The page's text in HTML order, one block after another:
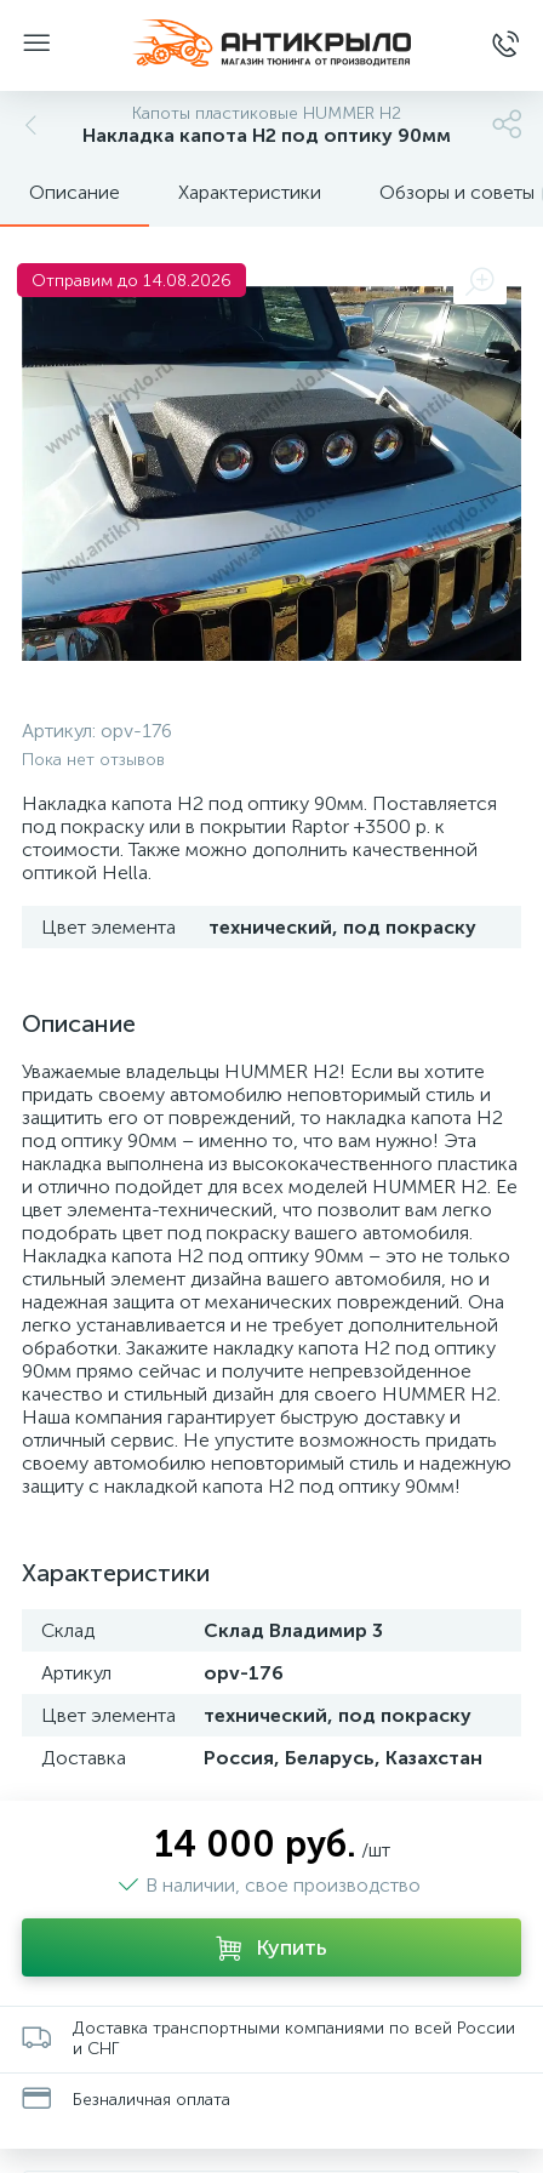
Капоты пластиковые HUMMER H2
Накладка капота H2 под оптику 90мм
Описание Характеристики Обзоры и советы
Отправим до 14.08.2026
Артикул: opv-176
Пока нет отзывов
Накладка капота H2 под оптику 90мм. Поставляется
под покраску или в покрытии Raptor +3500 р. к
стоимости. Также можно дополнить качественной
оптикой Hella.
Цвет элемента технический, под покраску
Описание
Уважаемые владельцы HUMMER H2! Если вы хотите
придать своему автомобилю неповторимый стиль и
защитить его от повреждений, то накладка капота H2
под оптику 90мм – именно то, что вам нужно! Эта
накладка выполнена из высококачественного пластика
и отлично подойдет для всех моделей HUMMER H2. Ее
цвет элемента-технический, что позволит вам легко
подобрать цвет под покраску вашего автомобиля.
Накладка капота H2 под оптику 90мм – это не только
стильный элемент дизайна вашего автомобиля, но и
надежная защита от механических повреждений. Она
легко устанавливается и не требует дополнительной
обработки. Закажите накладку капота H2 под оптику
90мм прямо сейчас и получите непревзойденное
качество и стильный дизайн для своего HUMMER H2.
Наша компания гарантирует быструю доставку и
отличный сервис. Не упустите возможность придать
своему автомобилю неповторимый стиль и надежную
защиту с накладкой капота H2 под оптику 90мм!
Характеристики
Склад
Склад Владимир 3
Артикул
opv-176
Цвет элемента
технический, под покраску
Доставка
Россия, Беларусь, Казахстан
14 000 руб. /шт
В наличии, свое производство
Купить
Доставка транспортными компаниями по всей России
и СНГ
Безналичная оплата